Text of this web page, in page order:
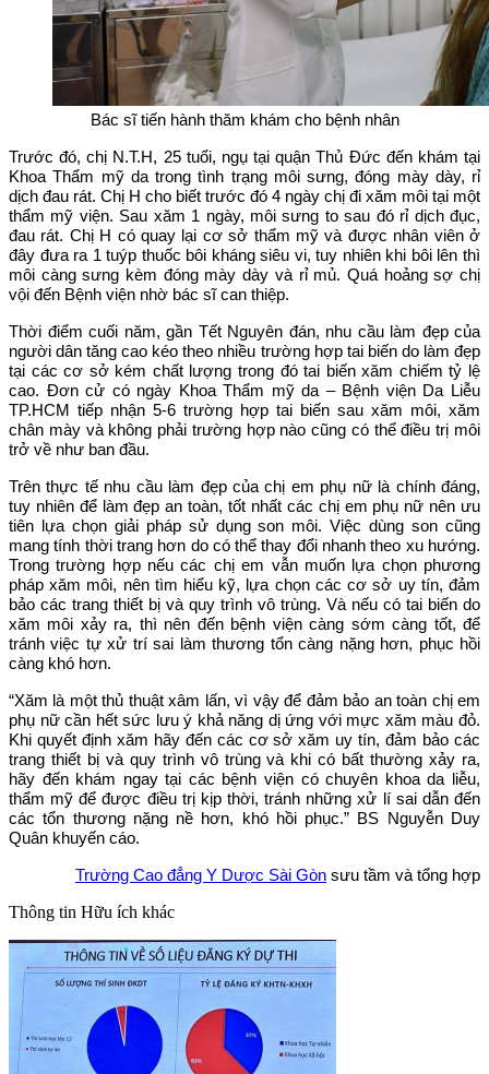
Bác sĩ tiến hành thăm khám cho bệnh nhân
Trước đó, chị N.T.H, 25 tuổi, ngụ tại quận Thủ Đức đến khám tại
Khoa Thẩm mỹ da trong tình trạng môi sưng, đóng mày dày, rỉ
dịch đau rát. Chị H cho biết trước đó 4 ngày chị đi xăm môi tại một
thẩm mỹ viện. Sau xăm 1 ngày, môi sưng to sau đó rỉ dịch đục,
đau rát. Chị H có quay lại cơ sở thẩm mỹ và được nhân viên ở
đây đưa ra 1 tuýp thuốc bôi kháng siêu vi, tuy nhiên khi bôi lên thì
môi càng sưng kèm đóng mày dày và rỉ mủ. Quá hoảng sợ chị
vội đến Bệnh viện nhờ bác sĩ can thiệp.
Thời điểm cuối năm, gần Tết Nguyên đán, nhu cầu làm đẹp của
người dân tăng cao kéo theo nhiều trường hợp tai biến do làm đẹp
tại các cơ sở kém chất lượng trong đó tai biến xăm chiếm tỷ lệ
cao. Đơn cử có ngày Khoa Thẩm mỹ da – Bệnh viện Da Liễu
TP.HCM tiếp nhận 5-6 trường hợp tai biến sau xăm môi, xăm
chân mày và không phải trường hợp nào cũng có thể điều trị môi
trở về như ban đầu.
Trên thực tế nhu cầu làm đẹp của chị em phụ nữ là chính đáng,
tuy nhiên để làm đẹp an toàn, tốt nhất các chị em phụ nữ nên ưu
tiên lựa chọn giải pháp sử dụng son môi. Việc dùng son cũng
mang tính thời trang hơn do có thể thay đổi nhanh theo xu hướng.
Trong trường hợp nếu các chị em vẫn muốn lựa chọn phương
pháp xăm môi, nên tìm hiểu kỹ, lựa chọn các cơ sở uy tín, đảm
bảo các trang thiết bị và quy trình vô trùng. Và nếu có tai biến do
xăm môi xảy ra, thì nên đến bệnh viện càng sớm càng tốt, để
tránh việc tự xử trí sai làm thương tổn càng nặng hơn, phục hồi
càng khó hơn.
“Xăm là một thủ thuật xâm lấn, vì vậy để đảm bảo an toàn chị em
phụ nữ cần hết sức lưu ý khả năng dị ứng với mực xăm màu đỏ.
Khi quyết định xăm hãy đến các cơ sở xăm uy tín, đảm bảo các
trang thiết bị và quy trình vô trùng và khi có bất thường xảy ra,
hãy đến khám ngay tại các bệnh viện có chuyên khoa da liễu,
thẩm mỹ để được điều trị kịp thời, tránh những xử lí sai dẫn đến
các tổn thương nặng nề hơn, khó hồi phục.” BS Nguyễn Duy
Quân khuyến cáo.
Trường Cao đẳng Y Dược Sài Gòn sưu tầm và tổng hợp
Thông tin Hữu ích khác